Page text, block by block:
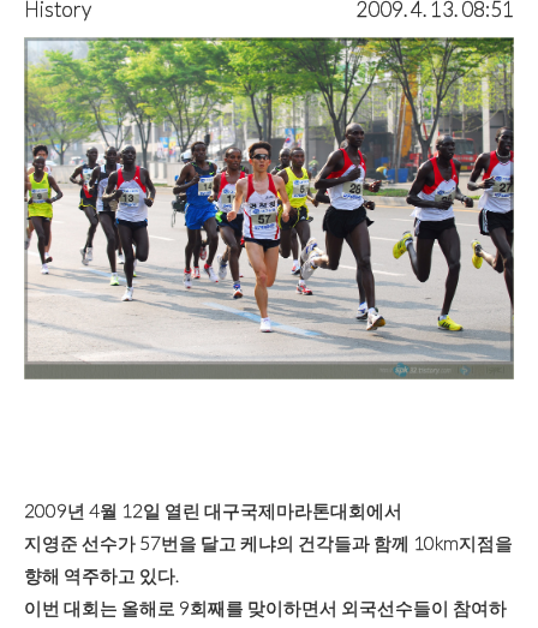
History 2009. 4. 13. 08:51
2009년 4월 12일 열린 대구국제마라톤대회에서
지영준 선수가 57번을 달고 케냐의 건각들과 함께 10km지점을
향해 역주하고 있다.
이번 대회는 올해로 9회째를 맞이하면서 외국선수들이 참여하